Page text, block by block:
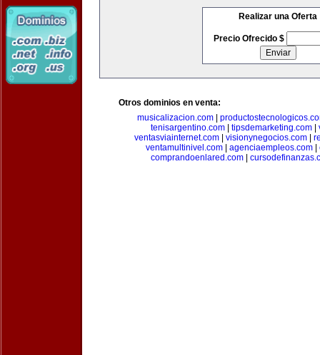
Realizar una Oferta
Precio Ofrecido $
Otros dominios en venta:
musicalizacion.com|
tenisargentino.com
tipsdemarketing.com
ventasviainternet.com
visionynegocios.com
ventamultinivel.com| agenciaempleos.com|
comprandoenlared.com|